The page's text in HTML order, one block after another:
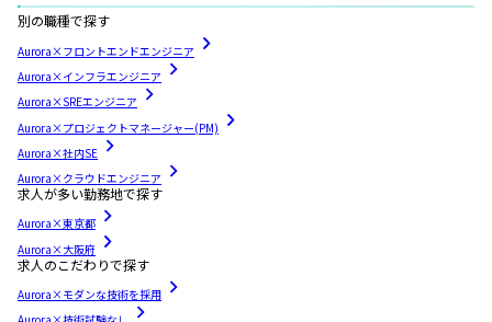
別の職種で探す
Aurora×フロントエンドエンジニア
Aurora×インフラエンジニア
Aurora×SREエンジニア
Aurora×プロジェクトマネージャー(PM)
Aurora×社内SE
Aurora×クラウドエンジニア
求人が多い勤務地で探す
Aurora×東京都
Aurora×大阪府
求人のこだわりで探す
Aurora×モダンな技術を採用